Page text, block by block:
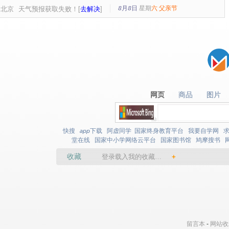
北京 天气预报获取失败！[去解决] 8月8日 星期六 父亲节
网页
网页 商品
商品 图片
图片
快搜 app下载 阿虚同学 国家终身教育平台 我要自学网
堂在线
国家中小学网络云平台 国家图书馆 鸠摩搜书
收藏 登录载入我的收藏… +
留言本 - 网站